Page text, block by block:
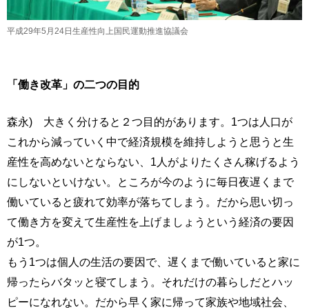
平成29年5月24日生産性向上国民運動推進協議会
「働き改革」の二つの目的
森永) 大きく分けると２つ目的があります。1つは人口が
これから減っていく中で経済規模を維持しようと思うと生
産性を高めないとならない、1人がよりたくさん稼げるよう
にしないといけない。ところが今のように毎日夜遅くまで
働いていると疲れて効率が落ちてしまう。だから思い切っ
て働き方を変えて生産性を上げましょうという経済の要因
が1つ。
もう1つは個人の生活の要因で、遅くまで働いていると家に
帰ったらバタッと寝てしまう。それだけの暮らしだとハッ
ピーになれない。だから早く家に帰って家族や地域社会、